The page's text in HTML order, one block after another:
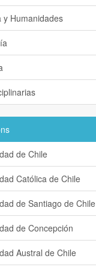
y Humanidades
de Chile
Católica de Chile
de Santiago de Chile
de Concepción
Austral de Chile